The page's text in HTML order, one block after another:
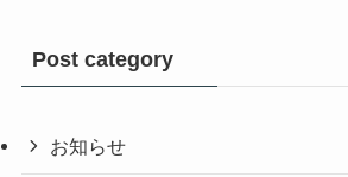
Post category
お知らせ